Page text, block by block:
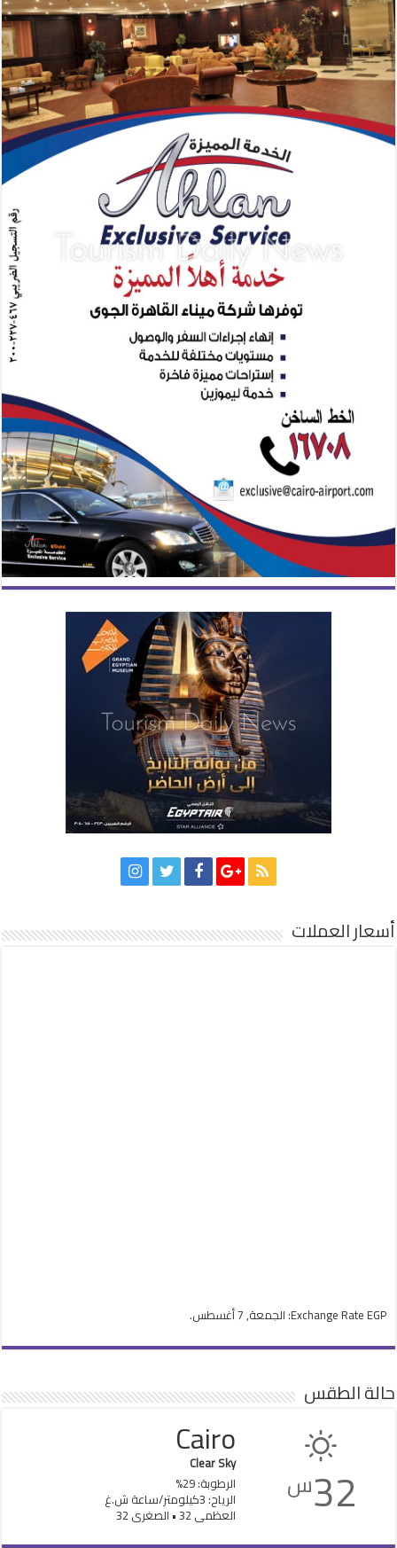
أسعار العملات
Exchange Rate EGP : الجمعة, 7 أغسطس.
حالة الطقس
32س
Cairo
Clear Sky
الرطوبة: 29%
الرياح: 3كيلومتر/ساعة ش.غ
العظمى 32 • الصغرى 32